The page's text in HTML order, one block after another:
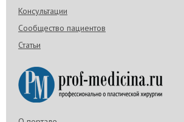
Консультации
Сообщество пациентов
Статьи